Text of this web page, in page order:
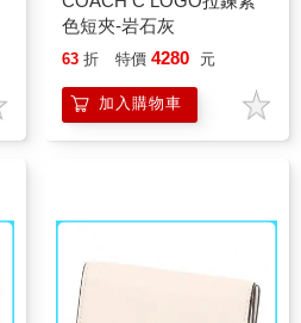
色短夾-岩石灰
63 折 特價 4280 元
加入購物車